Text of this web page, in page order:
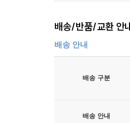
배송/반품/교환 안
배송 안내
배송 구분
배송 안내